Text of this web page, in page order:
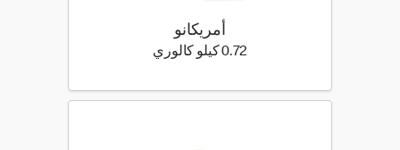
أمريكانو
0.72 كيلو كالوري 0.72 كيلو سعرة حرارية